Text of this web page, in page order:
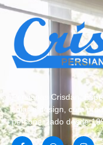
Persianas Crisdan,
solar e design, com
personalizado desde